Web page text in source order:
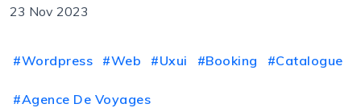
23 Nov 2023
#Wordpress #Web #Uxui #Booking #Catalogue
#Agence De Voyages